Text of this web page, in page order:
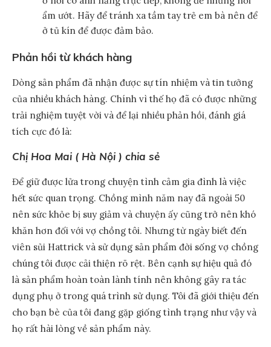
ẩm ướt. Hãy để tránh xa tầm tay trẻ em bà nên để
ở tủ kín để được đảm bảo.
Phản hồi từ khách hàng
Dòng sản phẩm đã nhận được sự tín nhiệm và tin tưởng
của nhiều khách hàng. Chính vì thế họ đã có được những
trải nghiệm tuyệt vời và để lại nhiều phản hồi, đánh giá
tích cực đó là:
Chị Hoa Mai ( Hà Nội ) chia sẻ
Để giữ được lửa trong chuyện tình cảm gia đình là việc
hết sức quan trọng. Chồng mình năm nay đã ngoài 50
nên sức khỏe bị suy giảm và chuyện ấy cũng trở nên khó
khăn hơn đối với vợ chồng tôi. Nhưng từ ngày biết đến
viên sủi Hattrick và sử dụng sản phẩm đời sống vợ chồng
chúng tôi được cải thiện rõ rệt. Bên cạnh sự hiệu quả đó
là sản phẩm hoàn toàn lành tính nên không gây ra tác
dụng phụ ở trong quá trình sử dụng. Tôi đã giới thiệu đến
cho bạn bè của tôi đang gặp giống tình trạng như vậy và
họ rất hài lòng về sản phẩm này.